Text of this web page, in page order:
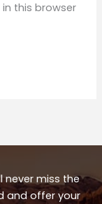
this browser
never miss the
and offer your